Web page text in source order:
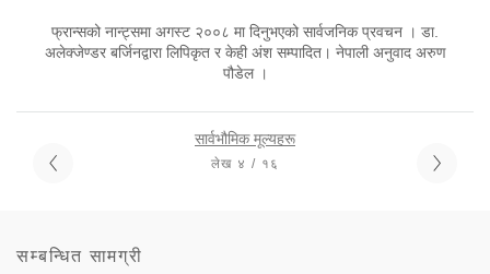
फ्रान्सको नान्ट्समा अगस्ट २००८ मा दिनुभएको सार्वजनिक प्रवचन । डा.
अलेक्जेण्डर बर्जिनद्वारा लिपिकृत र केही अंश सम्पादित। नेपाली अनुवाद अरुण
पौडेल ।
सार्वभौमिक मूल्यहरू
लेख ४ / १६
सम्बन्धित सामग्री